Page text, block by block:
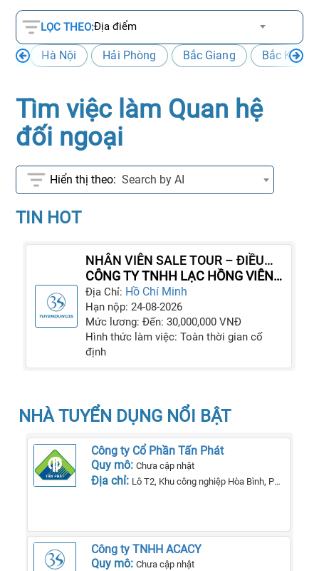
LỌC THEO:Địa điểm
Hà Nội Hải Phòng Bắc Giang Bắc Kạn
Tìm việc làm Quan hệ
đối ngoại
Search by AI
TIN HOT
NHÂN VIÊN SALE TOUR – ĐIỀU
HÀNH TOUR INBOUND
CÔNG TY TNHH LẠC HỒNG VIÊN
DU - LAC HONG VOYAGES
Địa Chỉ: Hồ Chí Minh
Hạn nộp: 24-08-2026
Mức lương: Đến: 30,000,000 VNĐ
Hình thức làm việc: Toàn thời gian cố
định
NHÀ TUYỂN DỤNG NỔI BẬT
Công ty Cổ Phần Tấn Phát
Quy mô:Chưa cập nhật
Địa chỉ: Lô T2, Khu công nghiệp Hòa Bình, Phường Lê Lợi, Tp Kon Tum, Tỉnh Kon Tum
Công ty TNHH ACACY
Quy mô:Chưa cập nhật